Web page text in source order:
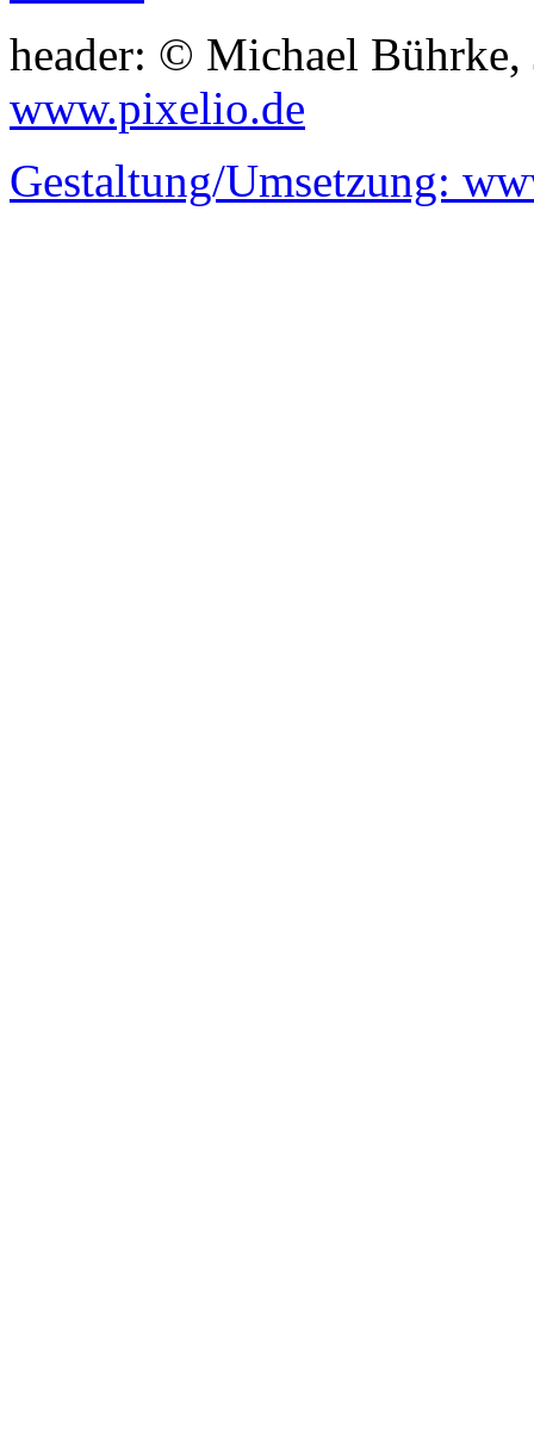
header: © Michael
www.pixelio.de
Gestaltung/Umsetzung: